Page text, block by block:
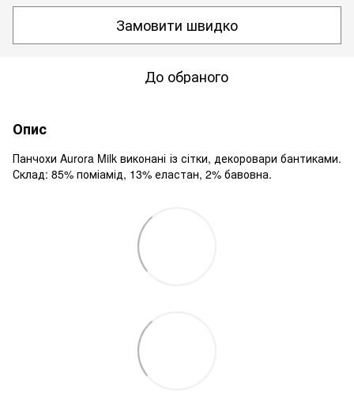
Замовити швидко
До обраного
Опис
Панчохи Aurora Milk виконані із сітки, декоровари бантиками.
Склад: 85% поміамід, 13% еластан, 2% бавовна.